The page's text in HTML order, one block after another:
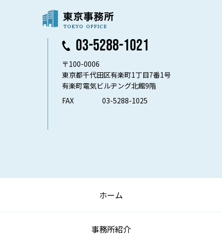
03-5288-1021
〒100-0006
東京都千代田区有楽町1丁目7番1号
有楽町電気ビルヂング北館9階
FAX
03-5288-1025
ホーム
事務所紹介